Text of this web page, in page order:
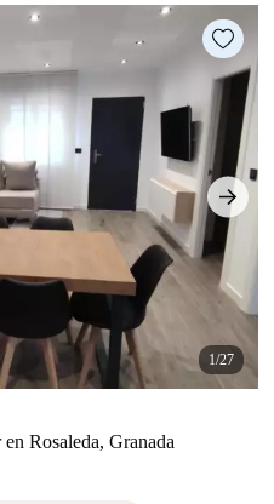
1/27
Rosaleda, Granada